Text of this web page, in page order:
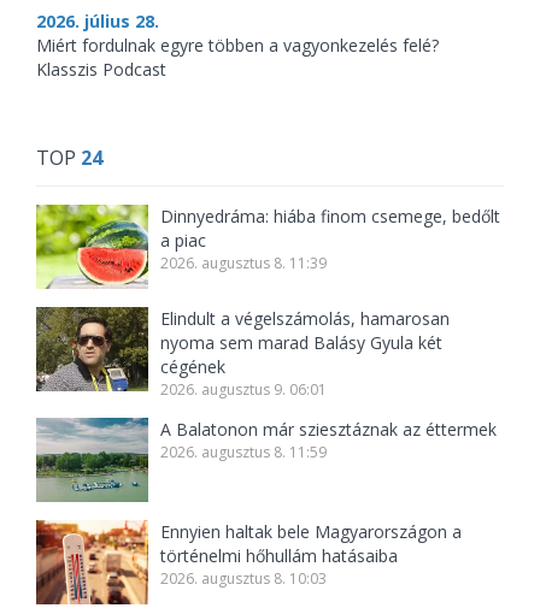
2026. július 28.
Miért fordulnak egyre többen a vagyonkezelés felé?
Klasszis Podcast
TOP 24
Dinnyedráma: hiába finom csemege, bedőlt
a piac
2026. augusztus 8. 11:39
Elindult a végelszámolás, hamarosan
nyoma sem marad Balásy Gyula két
cégének
2026. augusztus 9. 06:01
A Balatonon már sziesztáznak az éttermek
2026. augusztus 8. 11:59
Ennyien haltak bele Magyarországon a
történelmi hőhullám hatásaiba
2026. augusztus 8. 10:03